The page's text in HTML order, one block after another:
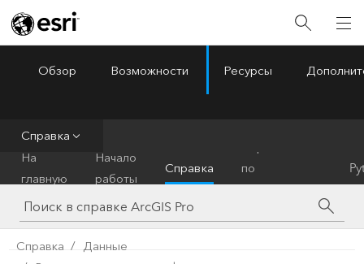
ArcGIS Pro
Обзор Возможности Ресурсы
Справка
На
главную
Начало
работы
Справка
по
инструментам
Справка
Данные